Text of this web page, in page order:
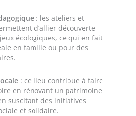
: les ateliers et
d’allier découverte
écologiques, ce qui en fait
en famille ou pour des
: ce lieu contribue à faire
en rénovant un patrimoine
suscitant des initiatives
et solidaire.